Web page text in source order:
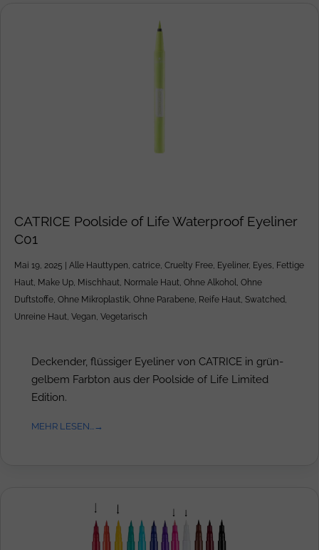
CATRICE Poolside of Life Waterproof Eyeliner
C01
Mai 19, 2025 Alle Hauttypen, catrice, Cruelty Free, Eyeliner, Eyes, Fettige
Haut, Make Up, Mischhaut, Normale Haut, Ohne Alkohol, Ohne
Duftstoffe, Ohne Mikroplastik, Ohne Parabene, Reife Haut, Swatched,
Unreine Haut, Vegan, Vegetarisch
Deckender, flüssiger Eyeliner von CATRICE in grün-
gelbem Farbton aus der Poolside of Life Limited
Edition.
MEHR LESEN...